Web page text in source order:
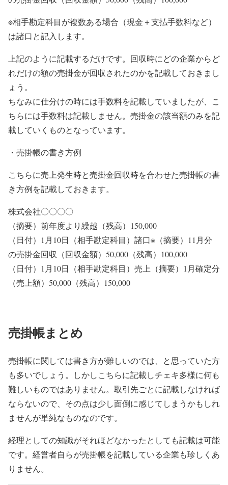
※相手勘定科目が複数ある場合（現金＋支払手数料など）
は諸口と記入します。
上記のように記載するだけです。回収時にどの企業からど
れだけの額の売掛金が回収されたのかを記載しておきまし
ょう。
ちなみに仕分けの時には手数料を記載していましたが、こ
ちらには手数料は記載しません。売掛金の該当額のみを記
載していくものとなっています。
・売掛帳の書き方例
こちらに売上発生時と売掛金回収時を合わせた売掛帳の書
き方例を記載しておきます。
株式会社〇〇〇〇
（摘要）前年度より繰越（残高）150,000
（日付）1月10日（相手勘定科目）諸口※（摘要）11月分
の売掛金回収（回収金額）50,000（残高）100,000
（日付）1月10日（相手勘定科目）売上（摘要）1月確定分
（売上額）50,000（残高）150,000
売掛帳まとめ
売掛帳に関しては書き方が難しいのでは、と思っていた方
も多いでしょう。しかしこちらに記載しチェキ多様に何も
難しいものではありません。取引先ごとに記載しなければ
ならないので、その点は少し面倒に感じてしまうかもしれ
ませんが単純なものなのです。
経理としての知識がそれほどなかったとしても記載は可能
です。経営者自らが売掛帳を記載している企業も珍しくあ
りません。